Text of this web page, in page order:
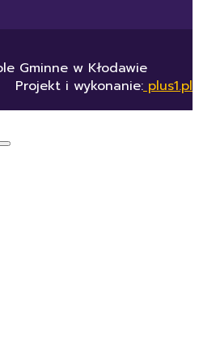
Gminne w Kłodawie
Projekt i wykonanie: plus1.pl